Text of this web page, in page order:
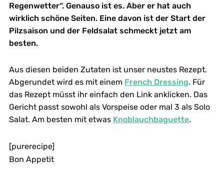
Regenwetter“. Genauso ist es. Aber er hat auch
wirklich schöne Seiten. Eine davon ist der Start der
Pilzsaison und der Feldsalat schmeckt jetzt am
besten.
Aus diesen beiden Zutaten ist unser neustes Rezept.
Abgerundet wird es mit einem French Dressing. Für
das Rezept müsst ihr einfach den Link anklicken. Das
Gericht passt sowohl als Vorspeise oder mal 3 als Solo
Salat. Am besten mit etwas Knoblauchbaguette.
[purerecipe]
Bon Appetit